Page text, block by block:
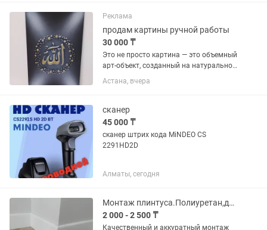
память: 2/4Gb DDR3 Жесткий...
Реклама
продам картины ручной работы
30 000 ₸
Это не просто картина — это объемный
арт-объект, созданный на натуральном
дереве. Каждая работа формируется
вручную: скульптурный рельеф
использованием мраморной пыли и...
Астана, вчера
сканер
45 000 ₸
сканер штрих кода MiNDEO CS
2291HD2D
Алматы, сегодня
Монтаж плинтуса.Полиуретан,дюрополимер, мдф,микроплинтус и другие.
2 000 - 2 500 ₸
Качественный и аккуратный монтаж